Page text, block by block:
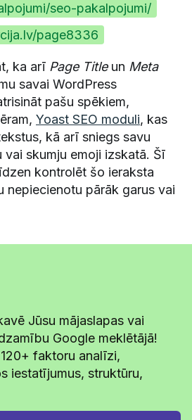
seo-pakalpojumi/
page8336
ka arī Page Title un Meta
savai WordPress
pašu spēkiem,
Yoast SEO moduli, kas
kā arī sniegs savu
vai skumju emoji izskatā. Šī
kontrolēt šo ieraksta
nepiecienotu pārāk garus vai
Jūsu mājaslapas vai
Google meklētājā!
faktoru analīzi,
iestatījumus, struktūru,